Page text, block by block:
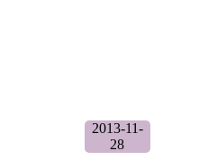
2013-11-
28